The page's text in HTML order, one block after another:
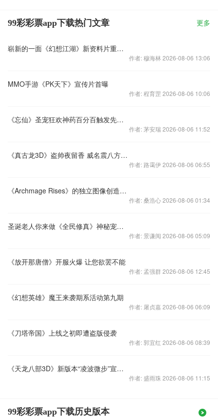
99彩彩票app下载热门文章 更多
崭新的一面《幻想江湖》新资料片重磅上线
作者: 穆海林 2026-08-06 13:06
MMO手游《PK天下》宣传片首曝
作者: 程育罡 2026-08-06 10:06
《忘仙》圣宠狂欢神药百分百触发先后天技能
作者: 茅安瑞 2026-08-06 11:52
《真古龙3D》盗帅夜留香 威名震八方——楚留香
作者: 路霭伊 2026-08-06 06:55
《Archmage Rises》的独立图像创造过程
作者: 桑浩心 2026-08-06 01:34
圣诞老人你来做《全民修真》神秘宠物揭面纱
作者: 景谦阅 2026-08-06 05:09
《放开那唐僧》开服火爆 让您欲罢不能
作者: 孟强群 2026-08-06 12:45
《幻想英雄》魔王来袭期系活动第九期
作者: 屠贞嘉 2026-08-06 06:09
《刀塔帝国》上线之初即遭盗版侵袭
作者: 郭宜红 2026-08-06 08:39
《天龙八部3D》新版本“凌波微步”宣传视频
作者: 盛雨珠 2026-08-06 11:15
99彩彩票app下载历史版本